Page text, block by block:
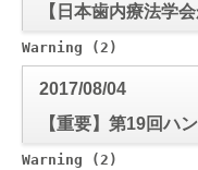
【日本歯内療法学
セミナー2017開催
Warning (2)
2017/08/04
【重要】第19回ハ
お知らせ
Warning (2)